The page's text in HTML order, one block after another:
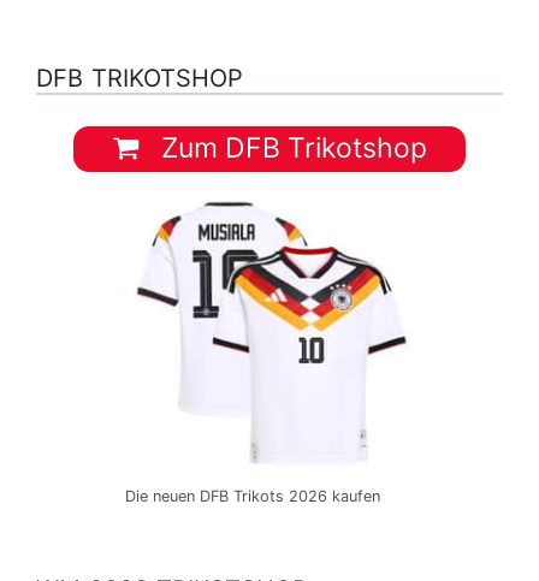
DFB TRIKOTSHOP
Zum DFB Trikotshop
Die neuen DFB Trikots 2026 kaufen